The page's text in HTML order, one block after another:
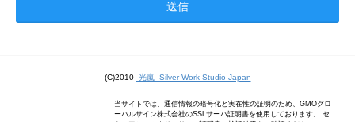
(C)2010 -光嵐- Silver Work Studio Japan
当サイトでは、通信情報の暗号化と実在性の証明のため、GMOグロ
ーバルサイン株式会社のSSLサーバ証明書を使用しております。 セ